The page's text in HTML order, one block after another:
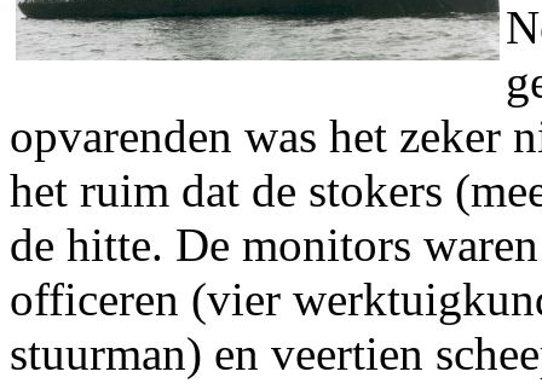
opvarenden was het zeker
het ruim dat de stokers
de hitte. De monitors
officeren (vier
stuurman) en veertien